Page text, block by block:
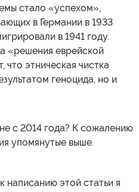
стало «успехом»,
в Германии в 1933
в 1941 году.
«решения еврейской
этническая чистка
геноцида, но и
с 2014 года? К сожалению
упомянутые выше.
написанию этой статьи я